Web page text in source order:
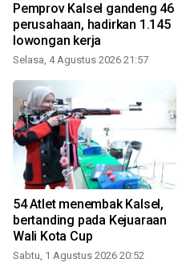
Pemprov Kalsel gandeng 46
perusahaan, hadirkan 1.145
lowongan kerja
Selasa, 4 Agustus 2026 21:57
54 Atlet menembak Kalsel,
bertanding pada Kejuaraan
Wali Kota Cup
Sabtu, 1 Agustus 2026 20:52